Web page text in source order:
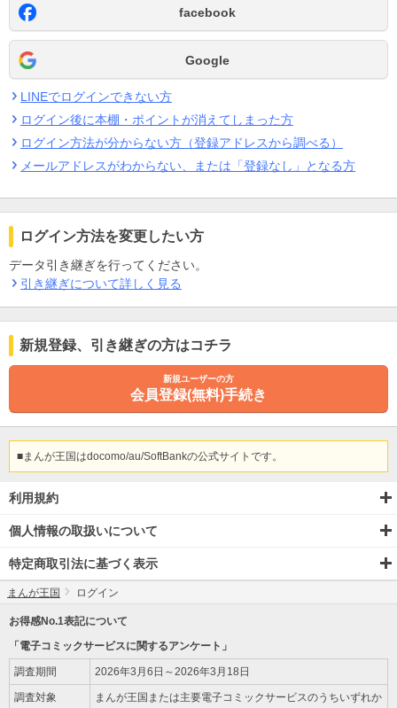
facebook
Google
LINEでログインできない方
ログイン後に本棚・ポイントが消えてしまった方
ログイン方法が分からない方（登録アドレスから調べる）
メールアドレスがわからない、または「登録なし」となる方
ログイン方法を変更したい方
データ引き継ぎを行ってください。
引き継ぎについて詳しく見る
新規登録、引き継ぎの方はコチラ
新規ユーザーの方
会員登録(無料)手続き
■まんが王国はdocomo/au/SoftBankの公式サイトです。
利用規約
個人情報の取扱いについて
特定商取引法に基づく表示
まんが王国 ログイン
お得感No.1表記について
「電子コミックサービスに関するアンケート」
調査期間 2026年3月6日～2026年3月18日
調査対象
まんが王国または主要電子コミックサービスのうちいずれか